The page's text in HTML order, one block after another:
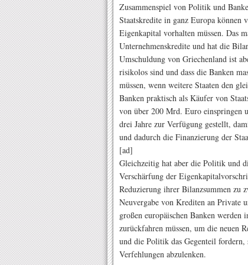
Zusammenspiel von Politik und
Staatskredite in ganz Europa können
Eigenkapital vorhalten müssen. Das
Unternehmenskredite und hat die
Umschuldung von Griechenland ist
risikolos sind und dass die Banken
müssen, wenn weitere Staaten den
Banken praktisch als Käufer von
von über 200 Mrd. Euro einspringen
drei Jahre zur Verfügung gestellt,
und dadurch die Finanzierung der
[ad]
Gleichzeitig hat aber die Politik und
Verschärfung der
Reduzierung ihrer Bilanzsummen zu
Neuvergabe von Krediten an Private
großen europäischen Banken werden
zurückfahren müssen, um die neuen
und die Politik das Gegenteil
Verfehlungen abzulenken.